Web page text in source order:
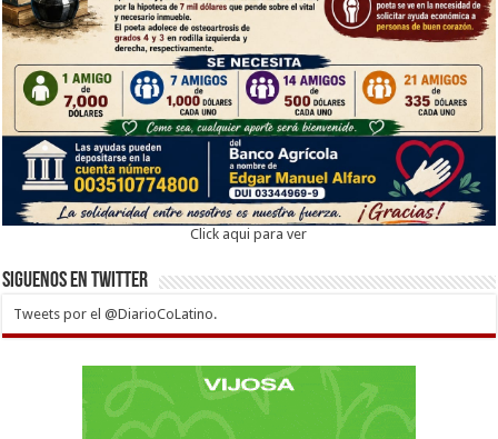
Click aqui para ver
Siguenos en twitter
Tweets por el @DiarioCoLatino.